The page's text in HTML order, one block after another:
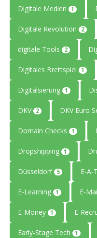
Digitale Medien 1
Digitale Revolution 2
digitale Tools 2
Digitales Brettspiel 1
Digitalsierung 1
DKV 2 DKV Euro
Domain Checks 1
Dropshipping 1
Düsseldorf 5 E-A-T
E-Learning 1 E-
E-Money 1 E-
Early-Stage Tech 1